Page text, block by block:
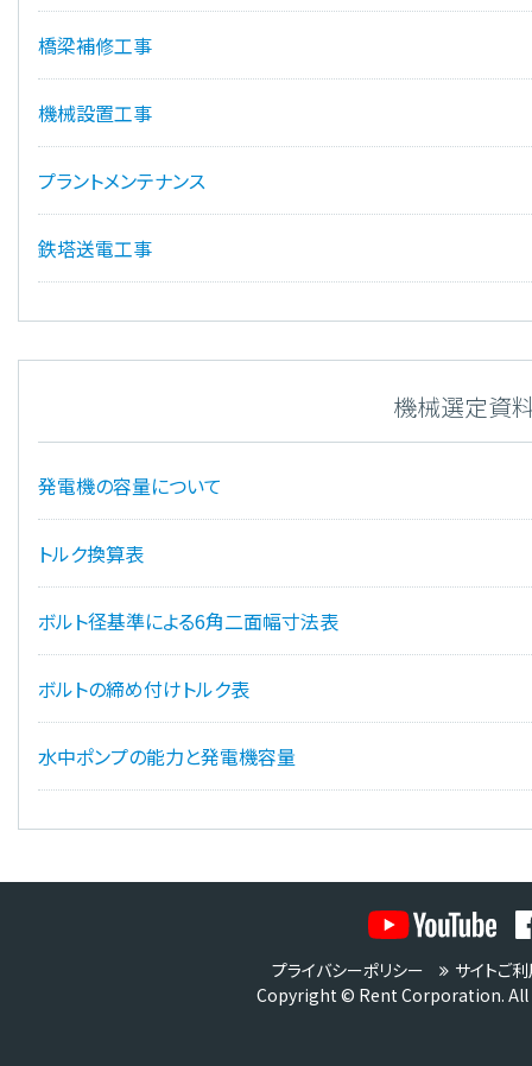
橋梁補修工事
機械設置工事
プラントメンテナンス
鉄塔送電工事
機械選定資
発電機の容量について
トルク換算表
ボルト径基準による6角二面幅寸法表
ボルトの締め付けトルク表
水中ポンプの能力と発電機容量
プライバシーポリシー
サイトご
Copyright © Rent Corporation. All